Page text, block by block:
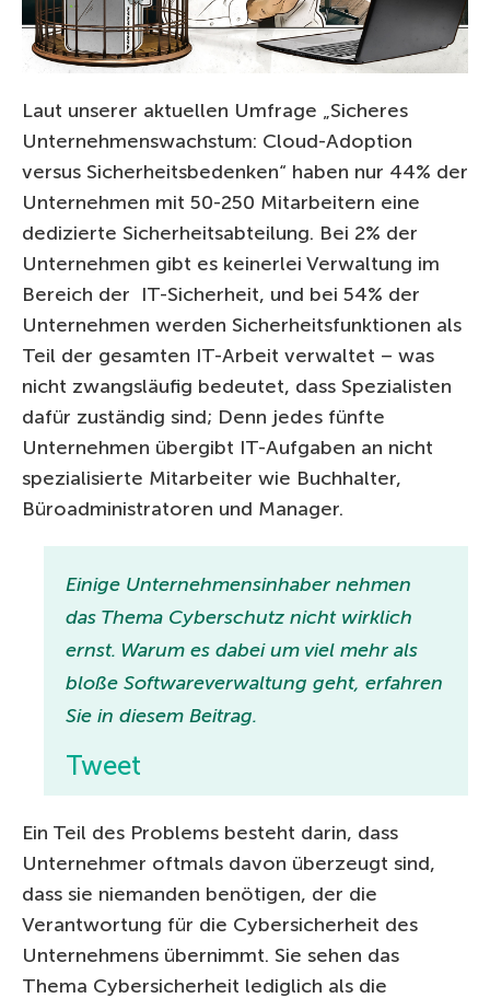
Laut unserer aktuellen Umfrage „Sicheres
Unternehmenswachstum: Cloud-Adoption
versus Sicherheitsbedenken“ haben nur 44% der
Unternehmen mit 50-250 Mitarbeitern eine
dedizierte Sicherheitsabteilung. Bei 2% der
Unternehmen gibt es keinerlei Verwaltung im
Bereich der IT-Sicherheit, und bei 54% der
Unternehmen werden Sicherheitsfunktionen als
Teil der gesamten IT-Arbeit verwaltet – was
nicht zwangsläufig bedeutet, dass Spezialisten
dafür zuständig sind; Denn jedes fünfte
Unternehmen übergibt IT-Aufgaben an nicht
spezialisierte Mitarbeiter wie Buchhalter,
Büroadministratoren und Manager.
Einige Unternehmensinhaber nehmen
das Thema Cyberschutz nicht wirklich
ernst. Warum es dabei um viel mehr als
bloße Softwareverwaltung geht, erfahren
Sie in diesem Beitrag.
Tweet
Ein Teil des Problems besteht darin, dass
Unternehmer oftmals davon überzeugt sind,
dass sie niemanden benötigen, der die
Verantwortung für die Cybersicherheit des
Unternehmens übernimmt. Sie sehen das
Thema Cybersicherheit lediglich als die